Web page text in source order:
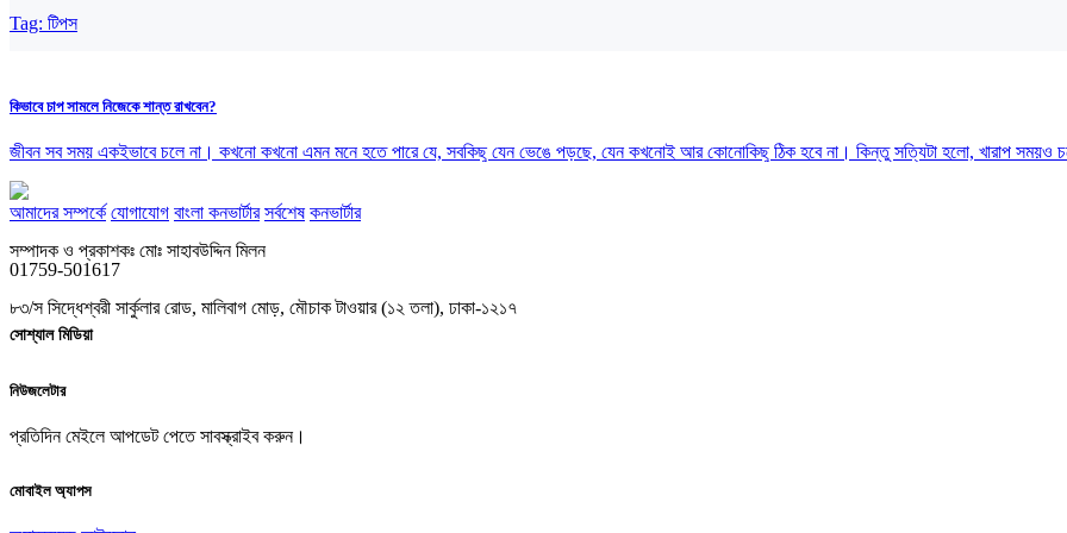
Tag: টিপস
কিভাবে চাপ সামলে নিজেকে শান্ত রাখবেন?
জীবন সব সময় একইভাবে চলে না। কখনো কখনো এমন মনে হতে পারে যে, সবকিছু যেন ভেঙে পড়ছে, যেন কখনোই আর কোনোকিছু ঠিক হবে না। কিন্তু সত্যিটা হলো, খারাপ সময়ও
আমাদের সম্পর্কে যোগাযোগ বাংলা কনভার্টার সর্বশেষ কনভার্টার
সম্পাদক ও প্রকাশকঃ মোঃ সাহাবউদ্দিন মিলন
01759-501617
৮৩/স সিদ্ধেশ্বরী সার্কুলার রোড, মালিবাগ মোড়, মৌচাক টাওয়ার (১২ তলা), ঢাকা-১২১৭
সোশ্যাল মিডিয়া
নিউজলেটার
প্রতিদিন মেইলে আপডেট পেতে সাবস্ক্রাইব করুন।
মোবাইল অ্যাপস